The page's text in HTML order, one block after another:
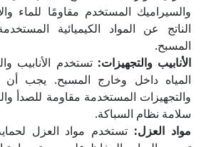
والسيراميك المستخدم مقاومًا للماء
الناتج عن المواد الكيميائية
المسبح.
الأنابيب والتجهيزات: تستخدم الأنابيب
المياه داخل وخارج المسبح. يجب أن
والتجهيزات المستخدمة مقاومة للصدأ
سلامة نظام السباكة.
مواد العزل: تستخدم مواد العزل